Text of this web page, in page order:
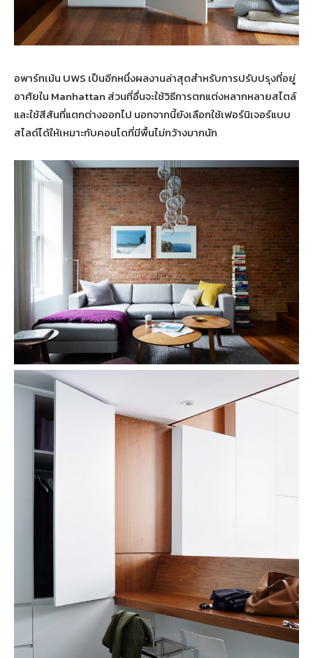
อพาร์ทเม้น UWS เป็นอีกหนึ่งผลงานล่าสุดสำหรับการปรับปรุงที่อยู่
อาศัยใน Manhattan ส่วนที่อื่นจะใช้วิธีการตกแต่งหลากหลายสไตล์
และใช้สีสันที่แตกต่างออกไป นอกจากนี้ยังเลือกใช้เฟอร์นิเจอร์แบบ
สไลด์ได้ให้เหมาะกับคอนโดที่มีพื้นไม่กว้างมากนัก